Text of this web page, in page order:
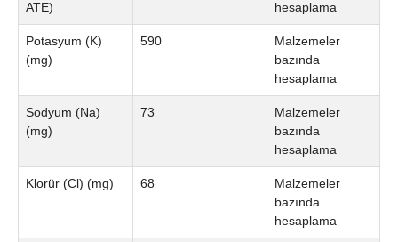
ATE)
hesaplama
Potasyum (K)
(mg)
590
Malzemeler
bazında
hesaplama
Sodyum (Na)
(mg)
73
Malzemeler
bazında
hesaplama
Klorür (Cl) (mg) 68
Malzemeler
bazında
hesaplama